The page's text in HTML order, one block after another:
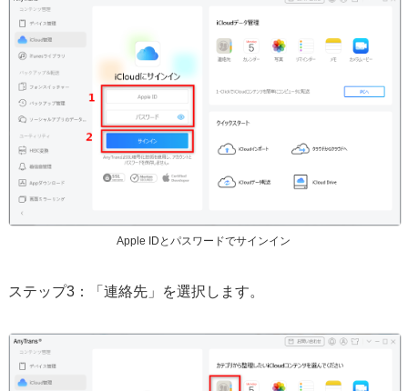
Apple IDとパスワードでサインイン
ステップ3：「連絡先」を選択します。